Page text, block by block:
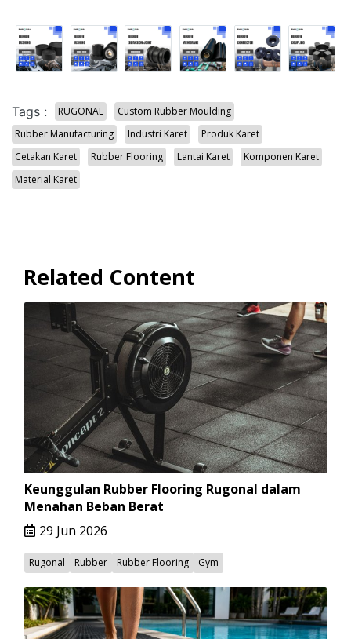
Tags : RUGONAL
Custom Rubber Moulding
Rubber Manufacturing
Industri Karet
Produk Karet
Cetakan Karet
Rubber Flooring Lantai Karet
Komponen Karet
Material Karet
Related Content
Keunggulan Rubber Flooring Rugonal dalam
Menahan Beban Berat
29 Jun 2026
Rugonal Rubber Rubber Flooring Gym